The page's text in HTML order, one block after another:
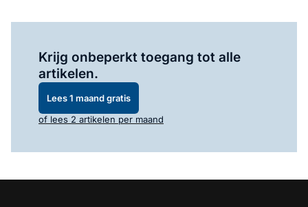
Krijg onbeperkt toegang tot alle
artikelen.
Lees 1 maand gratis
of lees 2 artikelen per maand